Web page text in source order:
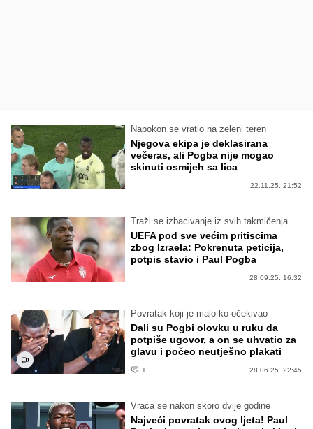
Napokon se vratio na zeleni teren
Njegova ekipa je deklasirana
večeras, ali Pogba nije mogao
skinuti osmijeh sa lica
22.11.25. 21:52
Traži se izbacivanje iz svih takmičenja
UEFA pod sve većim pritiscima
zbog Izraela: Pokrenuta peticija,
potpis stavio i Paul Pogba
28.09.25. 16:32
Povratak koji je malo ko očekivao
Dali su Pogbi olovku u ruku da
potpiše ugovor, a on se uhvatio za
glavu i počeo neutješno plakati
1 28.06.25. 22:45
Vraća se nakon skoro dvije godine
Najveći povratak ovog ljeta! Paul